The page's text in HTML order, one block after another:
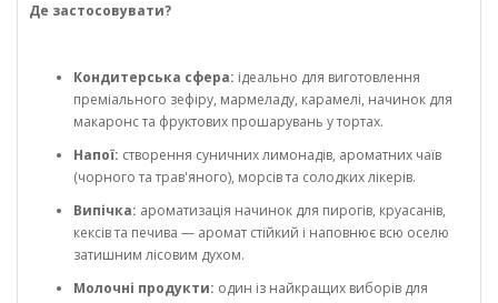
Де застосовувати?
Кондитерська сфера: ідеально для виготовлення
преміального зефіру, мармеладу, карамелі, начинок для
макаронс та фруктових прошарувань у тортах.
Напої: створення суничних лимонадів, ароматних чаїв
(чорного та трав'яного), морсів та солодких лікерів.
Випічка: ароматизація начинок для пирогів, круасанів,
кексів та печива — аромат стійкий і наповнює всю оселю
затишним лісовим духом.
Молочні продукти: один із найкращих виборів для